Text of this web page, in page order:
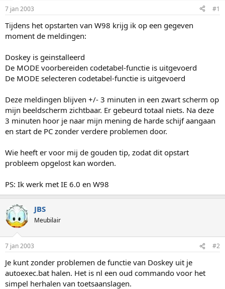
s
t
a
r
e
r
m
7 jan 2003 #1
Tijdens het opstarten van W98 krijg ik op een gegeven
moment de meldingen:
Doskey is geinstalleerd
De MODE voorbereiden codetabel-functie is uitgevoerd
De MODE selecteren codetabel-functie is uitgevoerd
Deze meldingen blijven +/- 3 minuten in een zwart scherm op
mijn beeldscherm zichtbaar. Er gebeurd totaal niets. Na deze
3 minuten hoor je naar mijn mening de harde schijf aangaan
en start de PC zonder verdere problemen door.
Wie heeft er voor mij de gouden tip, zodat dit opstart
probleem opgelost kan worden.
PS: Ik werk met IE 6.0 en W98
JBS
Meubilair
7 jan 2003 #2
Je kunt zonder problemen de functie van Doskey uit je
autoexec.bat halen. Het is nl een oud commando voor het
simpel herhalen van toetsaanslagen.